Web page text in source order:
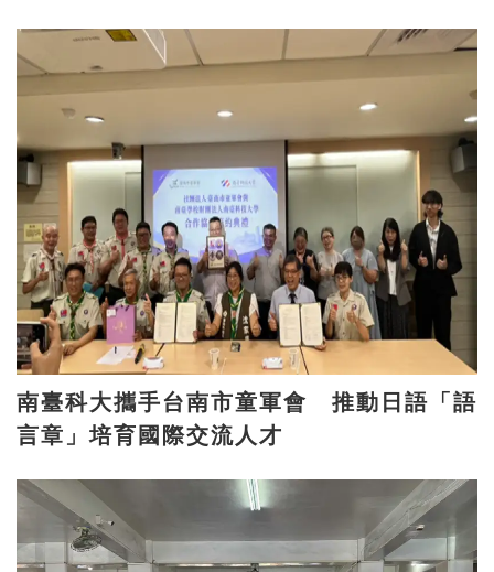
南臺科大攜手台南市童軍會 推動日語「語
言章」培育國際交流人才